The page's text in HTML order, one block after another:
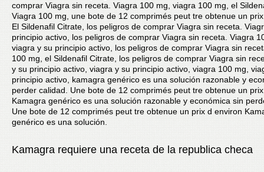
comprar Viagra sin receta. Viagra 100 mg, viagra 100 mg, el
Viagra 100 mg, une bote de 12 comprimés peut tre obtenue un
El Sildenafil Citrate, los peligros de comprar Viagra sin receta.
principio activo, los peligros de comprar Viagra sin receta. Viagra
viagra y su principio activo, los peligros de comprar Viagra sin
100 mg, el Sildenafil Citrate, los peligros de comprar Viagra sin
y su principio activo, viagra y su principio activo, viagra 100 mg,
principio activo, kamagra genérico es una solución razonable y
perder calidad. Une bote de 12 comprimés peut tre obtenue un
Kamagra genérico es una solución razonable y económica sin
Une bote de 12 comprimés peut tre obtenue un prix d environ
genérico es una solución.
Kamagra requiere una receta de la republica checa